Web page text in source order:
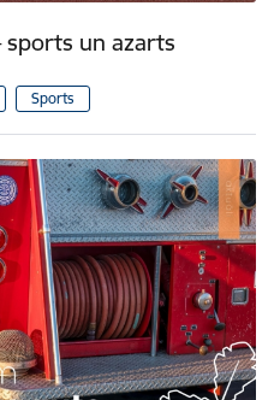
sports un azarts
Sports